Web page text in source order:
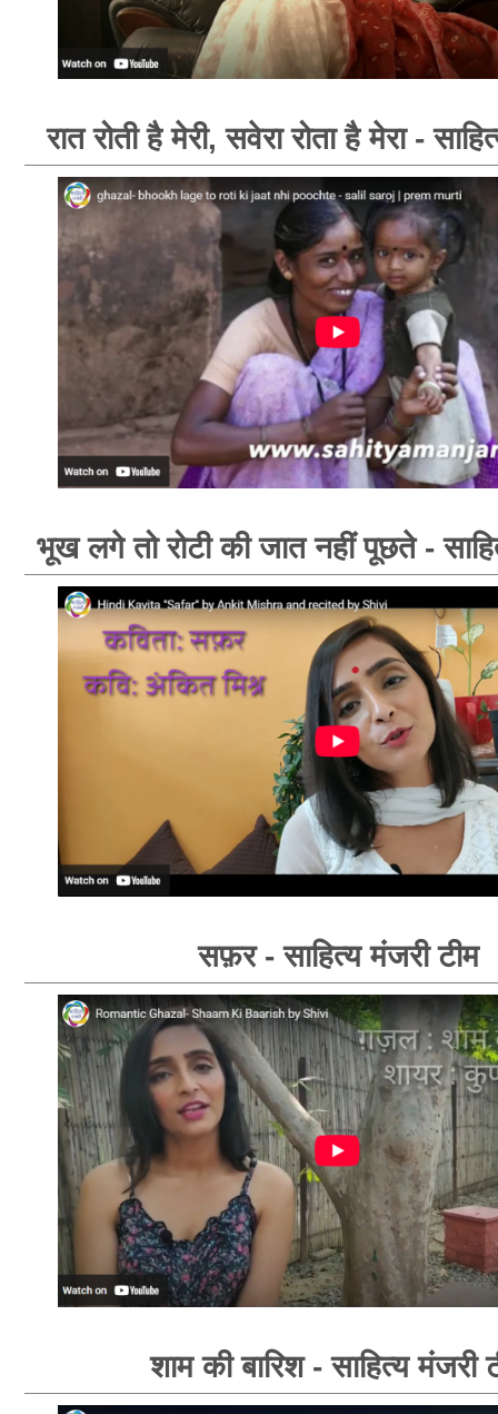
रात रोती है मेरी, सवेरा रोता है मेरा -
भूख लगे तो रोटी की जात नहीं पूछते -
सफ़र - साहित्य मंजरी टीम
शाम की बारिश - साहित्य मंजरी